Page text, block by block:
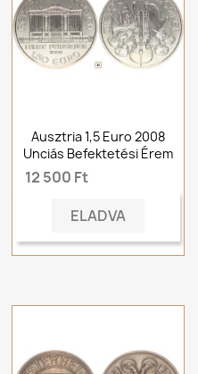
Ausztria 1,5 Euro 2008
Unciás Befektetési Érem
12 500 Ft
ELADVA